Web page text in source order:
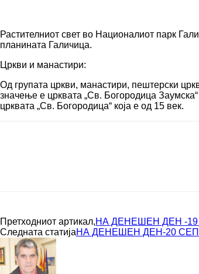
Растителниот свет во Националиот парк
планината Галичица.
Цркви и манастири:
Од групата цркви, манастири, пештерски
значење е црквата „Св. Богородица
црквата „Св. Богородица“ која е од 15 век.
Претходниот артикал,НА ДЕНЕШЕН ДЕН -
Следната статијаНА ДЕНЕШЕН ДЕН-20